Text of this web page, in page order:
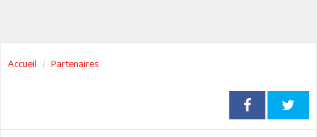
Accueil Partenaires